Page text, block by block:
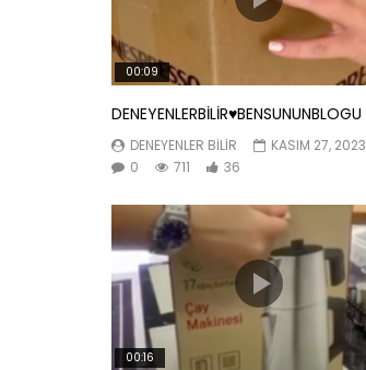
00:09
DENEYENLERBİLİR♥️BENSUNUNBLOGU
DENEYENLER BILIR
KASIM 27, 2023
0
711 36
00:16